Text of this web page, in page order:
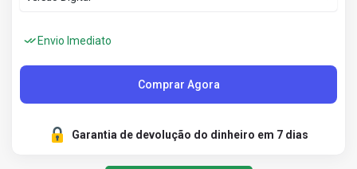
Envio Imediato
Comprar Agora
Garantia de devolução do dinheiro em 7 dias